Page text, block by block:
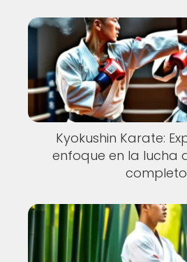
Kyokushin Karate:
enfoque en la lucha
completo